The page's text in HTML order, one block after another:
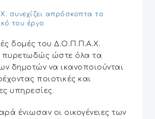
συνεχίζει απρόσκοπτα το
του έργο
δομές του Δ.Ο.Π.Π.Α.Χ.
πυρετωδώς ώστε όλα τα
δημοτών να ικανοποιούνται
ποιοτικές και
υπηρεσίες.
ένιωσαν οι οικογένειες των